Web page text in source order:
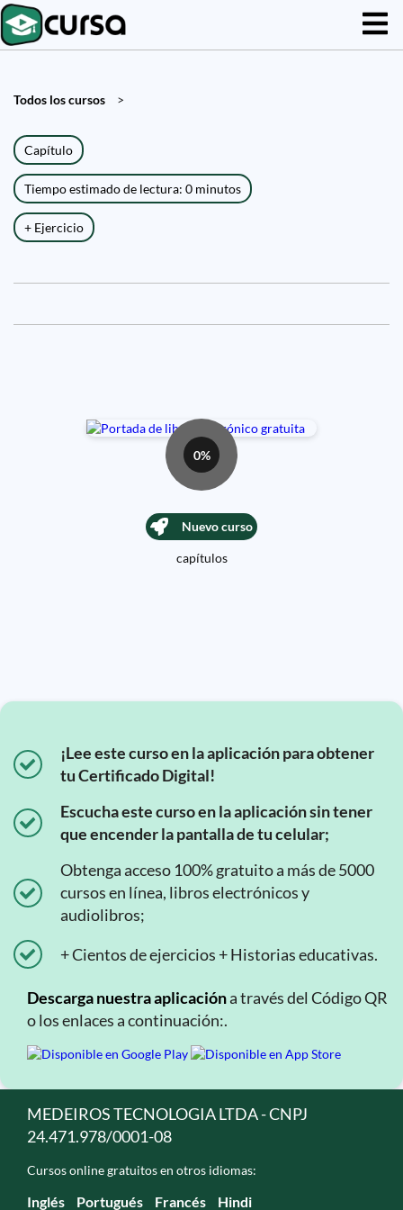
Todos los cursos >
Capítulo
Tiempo estimado de lectura: 0 minutos
+ Ejercicio
0%
Nuevo curso
capítulos
¡Lee este curso en la aplicación para obtener
tu Certificado Digital!
Escucha este curso en la aplicación sin tener
que encender la pantalla de tu celular;
Obtenga acceso 100% gratuito a más de 5000
cursos en línea, libros electrónicos y
audiolibros;
+ Cientos de ejercicios + Historias educativas.
Descarga nuestra aplicacióna través del Código QR
o los enlaces a continuación:.
MEDEIROS TECNOLOGIA LTDA - CNPJ
24.471.978/0001-08
Cursos online gratuitos en otros idiomas:
Inglés Portugués Francés Hindi